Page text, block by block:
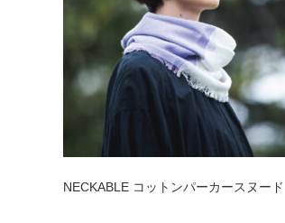
NECKABLE コットンパーカースヌード